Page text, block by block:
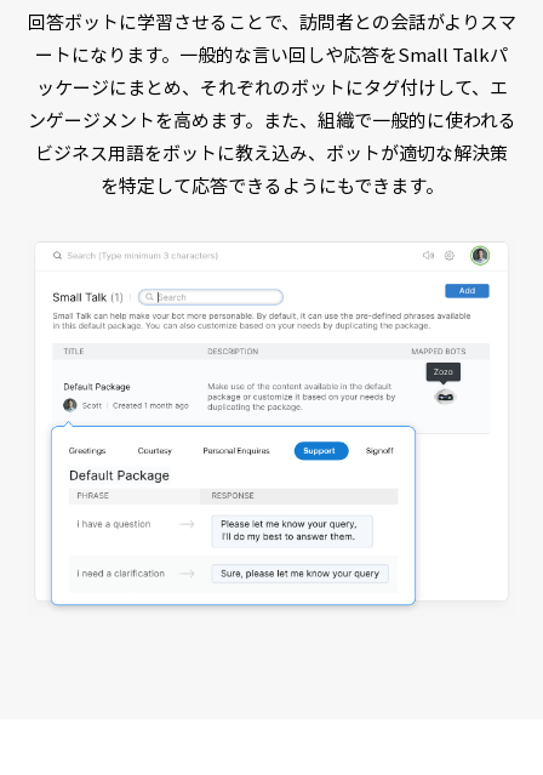
回答ボットに学習させることで、訪問者との会話がよりスマ
ートになります。一般的な言い回しや応答をSmall Talkパ
ッケージにまとめ、それぞれのボットにタグ付けして、エ
ンゲージメントを高めます。また、組織で一般的に使われる
ビジネス用語をボットに教え込み、ボットが適切な解決策
を特定して応答できるようにもできます。